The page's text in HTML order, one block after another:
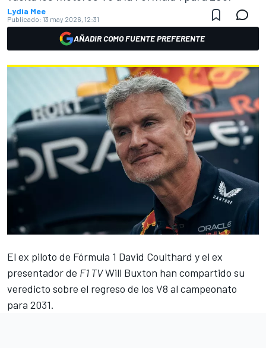
Lydia Mee
Publicado: 13 may 2026, 12:31
AÑADIR COMO FUENTE PREFERENTE
El ex piloto de Fórmula 1 David Coulthard y el ex
presentador de F1 TVWill Buxton han compartido su
veredicto sobre el regreso de los V8 al campeonato
para 2031.